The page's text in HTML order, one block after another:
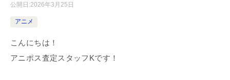
公開日:2026年3月25日
アニメ
こんにちは！
アニポス査定スタッフKです！